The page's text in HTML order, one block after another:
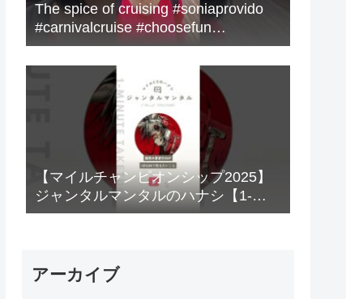
The spice of cruising #soniaprovido
#carnivalcruise #choosefun
#adventure #cruise #fun
【マイルチャンピオンシップ2025】
ジャンタルマンタルのハナシ【1-
MINUTE】#競馬
アーカイブ